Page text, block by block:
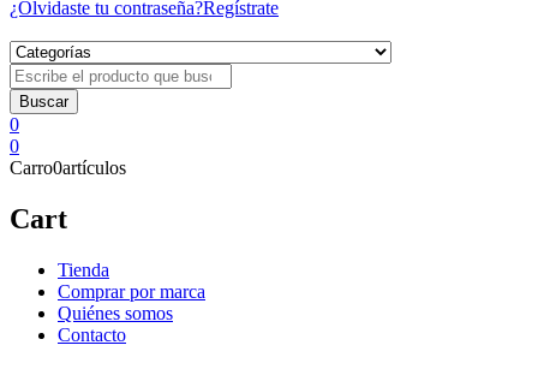
¿Olvidaste tu contraseña?Regístrate
0
0
Carro0artículos
Cart
Tienda
Comprar por marca
Quiénes somos
Contacto